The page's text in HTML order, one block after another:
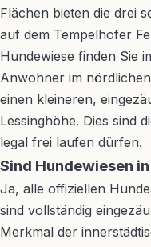
Flächen bieten die drei
auf dem Tempelhofer
Hundewiese finden Sie
Anwohner im
einen kleineren,
Lessinghöhe. Dies sind
legal frei laufen dürfen.
Sind Hundewiesen
Ja, alle offiziellen
sind vollständig
Merkmal der